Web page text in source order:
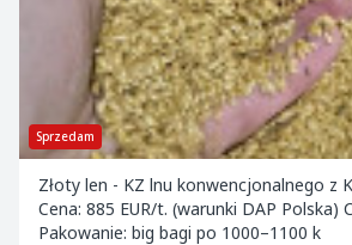
Sprzedam
Złoty len - KZ lnu konwencjonalnego z Kazachstanu 2025 :
Cena: 885 EUR/t. (warunki DAP Polska) Czystość: 98%+
Pakowanie: big bagi po 1000–1100 k